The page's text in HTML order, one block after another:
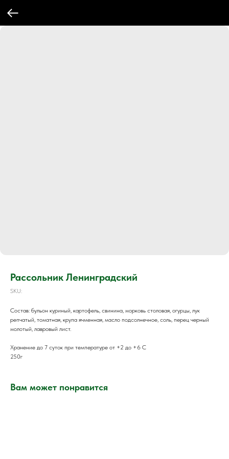
Рассольник Ленинградский
SKU:
Состав: бульон куриный, картофель, свинина, морковь столовая, огурцы, лук
репчатый, томатная, крупа ячменная, масло подсолнечное, соль, перец черный
молотый, лавровый лист.
Хранение до 7 суток при температуре от +2 до +6 С
250г
Вам может понравится